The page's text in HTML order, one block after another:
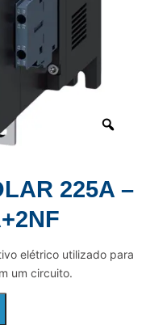
225A –
elétrico utilizado para
um circuito.